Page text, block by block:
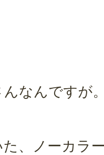
なんですが
、ノーカラ